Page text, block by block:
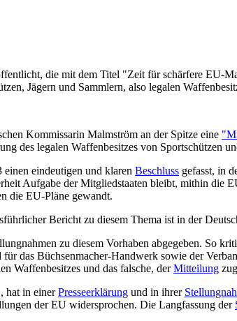
die mit dem Titel "Zeit für schärfere EU-
Jägern und Sammlern, also legalen
Kommissarin Malmström an der Spitze eine
des legalen Waffenbesitzes von Sportschützen
eindeutigen und klaren Beschluss gefasst, in
Aufgabe der Mitgliedstaaten bleibt, mithin die
die EU-Pläne gewandt.
Bericht zu diesem Thema ist in der
zu diesem Vorhaben abgegeben. So
das Büchsenmacher-Handwerk sowie der
Waffenbesitzes und das falsche, derMitteilung
hat in einerPresseerklärung und in ihrer
der EU widersprochen. Die Langfassung der